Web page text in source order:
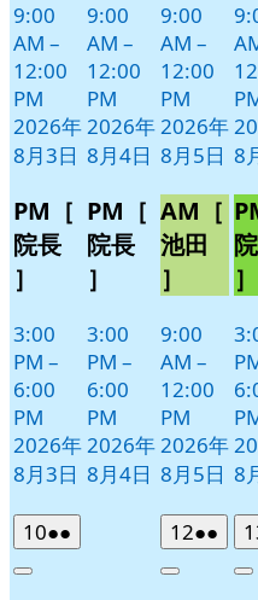
9:00
AM –
12:00
PM
2026年
8月3日
PM［
院長
］
3:00
PM –
6:00
PM
2026年
8月3日
9:00
AM –
12:00
PM
2026年
8月4日
PM［
院長
］
3:00
PM –
6:00
PM
2026年
8月4日
9:00
AM –
12:00
PM
2026年
8月5日
AM［
池田
］
9:00
AM –
12:00
PM
2026年
8月5日
8
］
8
102026
年
●●
件
Close
122026
年
●●
件
Close